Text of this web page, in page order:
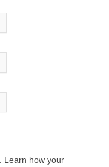
Learn how your